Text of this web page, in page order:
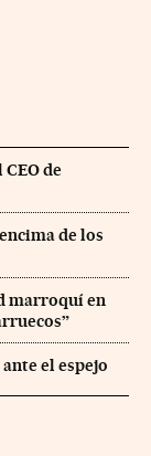
de
de los
marroquí en
el espejo